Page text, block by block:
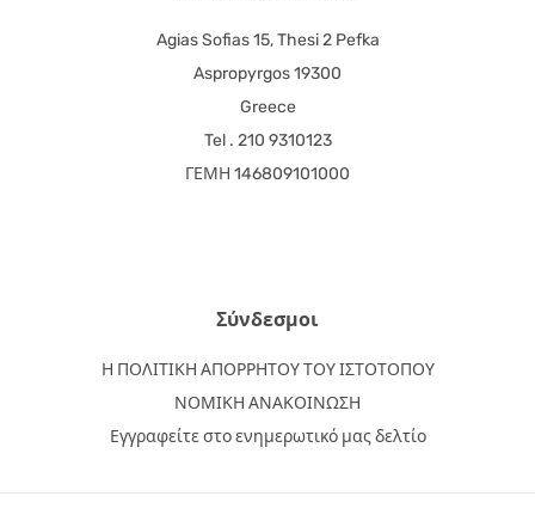
Agias Sofias 15, Thesi 2 Pefka
Aspropyrgos 19300
Greece
Tel . 210 9310123
ΓΕΜΗ 146809101000
Σύνδεσμοι
Η ΠΟΛΙΤΙΚΗ ΑΠΟΡΡΗΤΟΥ ΤΟΥ ΙΣΤΟΤΟΠΟΥ
ΝΟΜΙΚΗ ΑΝΑΚΟΙΝΩΣΗ
Εγγραφείτε στο ενημερωτικό μας δελτίο